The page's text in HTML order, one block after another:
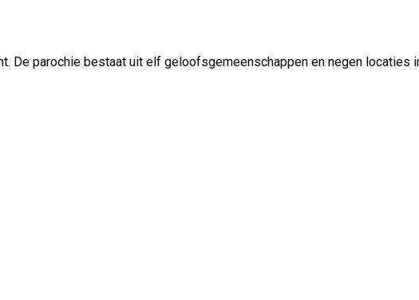
De parochie bestaat uit elf geloofsgemeenschappen en negen locaties